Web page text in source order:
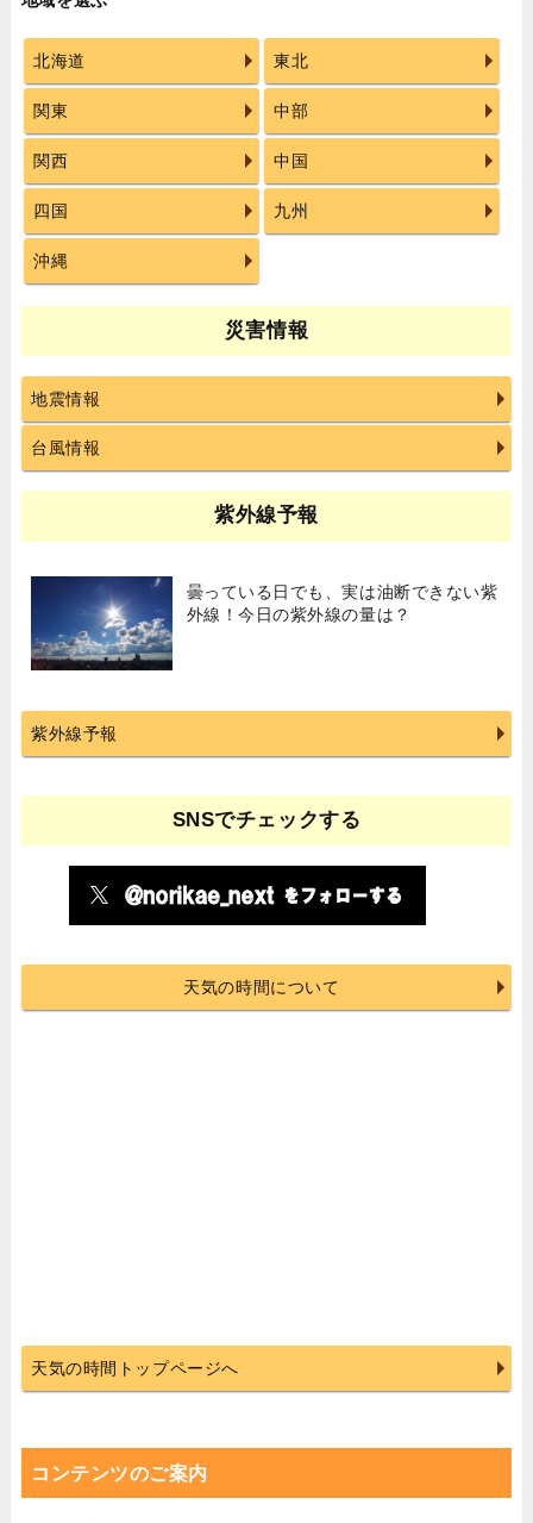
北海道 東北
関東 中部
関西 中国
四国 九州
沖縄
災害情報
地震情報
台風情報
紫外線予報
曇っている日でも、実は油断できない紫
外線！今日の紫外線の量は？
紫外線予報
SNSでチェックする
天気の時間について
天気の時間トップページへ
コンテンツのご案内